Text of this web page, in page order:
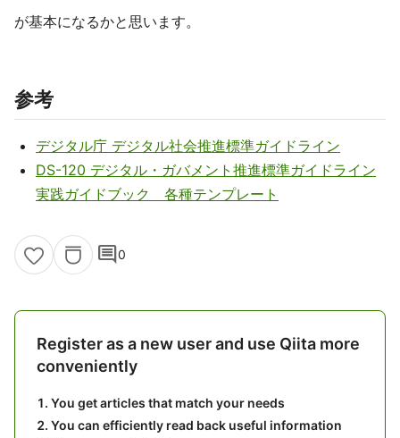
が基本になるかと思います。
参考
デジタル庁 デジタル社会推進標準ガイドライン
DS-120 デジタル・ガバメント推進標準ガイドライン
実践ガイドブック 各種テンプレート
comment0
Register as a new user and use Qiita more
conveniently
You get articles that match your needs
You can efficiently read back useful information